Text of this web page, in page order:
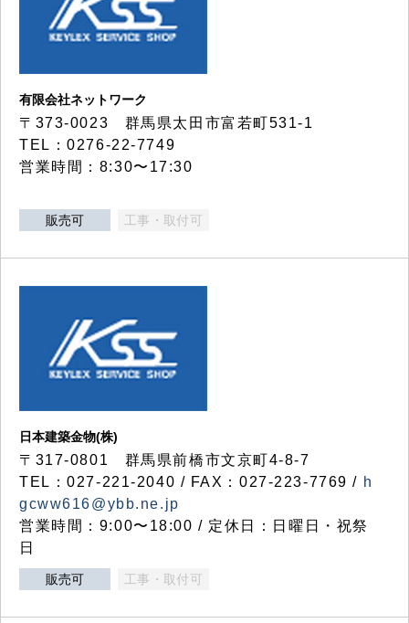
有限会社ネットワーク
〒373-0023 群馬県太田市富若町531-1
TEL：0276-22-7749
営業時間：8:30〜17:30
販売可 工事・取付可
日本建築金物(株)
〒317‐0801 群馬県前橋市文京町4-8-7
TEL：027-221-2040 / FAX：027-223-7769 / h
gcww616@ybb.ne.jp
営業時間：9:00〜18:00 / 定休日：日曜日・祝祭
日
販売可 工事・取付可